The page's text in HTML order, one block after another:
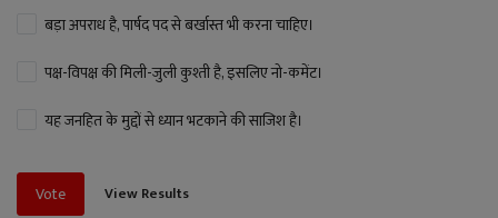
बड़ा अपराध है, पार्षद पद से बर्खास्त भी करना चाहिए।
पक्ष-विपक्ष की मिली-जुली कुश्ती है, इसलिए नो-कमेंट।
यह जनहित के मुद्दों से ध्यान भटकाने की साजिश है।
Vote View Results